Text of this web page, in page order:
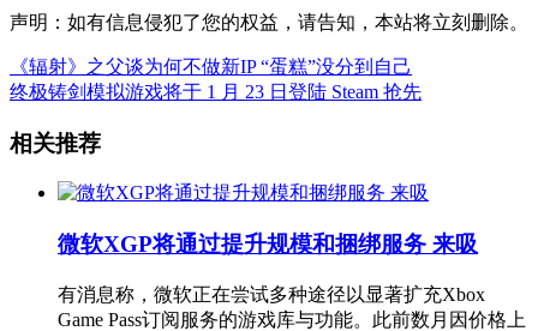
声明：如有信息侵犯了您的权益，请告知，本站将立刻删除。
《辐射》之父谈为何不做新IP “蛋糕”没分到自己
终极铸剑模拟游戏将于 1 月 23 日登陆 Steam 抢先
相关推荐
微软XGP将通过提升规模和捆绑服务 来吸
有消息称，微软正在尝试多种途径以显著扩充Xbox
Game Pass订阅服务的游戏库与功能。此前数月因价格上